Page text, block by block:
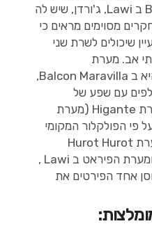
רוחבו. מערת Buho Ramirez ב Lawi, ג'ורדן, שיש לה
מסוימים מראים כי
שיכולים לשרת שני
שלמים ובהם כ 400 בתי אב. מערת
Capitoguan הנמצאת אף היא ב Balcon Maravilla,
עם שפע של
סטלקטיטים וסטלגמטים. מערת Higante (מערת
פי הפולקלור המקומי
הייתה בעבר שייכת לענק. מערת Hurot Hurot
באספינוזה , ג'ורדן אף היא . ומערת הפיראט ב Lawi ,
אחד הפירטים את